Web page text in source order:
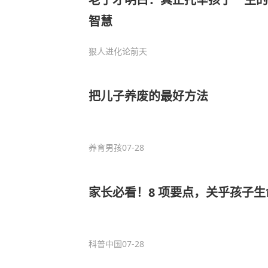
智慧
狠人进化论前天
把儿子养废的最好方法
养育男孩07-28
家长必看！8 项要点，关乎孩子
科普中国07-28